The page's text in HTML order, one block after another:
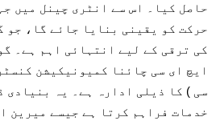
حاصل کیا۔ اس سے انٹری چینل میں
حرکت کو یقینی بنایا جائے گا، جو
کی ترقی کے لیے انتہائی اہم ہے۔
ایچ ای سی چائنا کمیونیکیشن
سی ) کا ذیلی ادارہ ہے۔ یہ بنیادی
خدمات فراہم کرتا ہے جیسے میرین